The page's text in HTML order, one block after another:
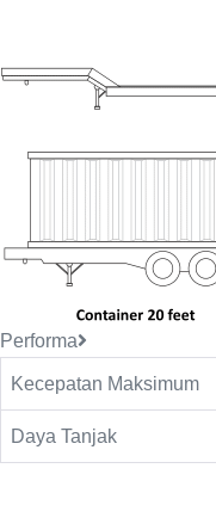
Performa
Kecepatan Maksimum
Daya Tanjak